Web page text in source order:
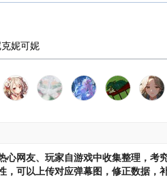
克妮可妮
心网友、玩家自游戏中收集整理，考
，可以上传对应弹幕图，修正数据